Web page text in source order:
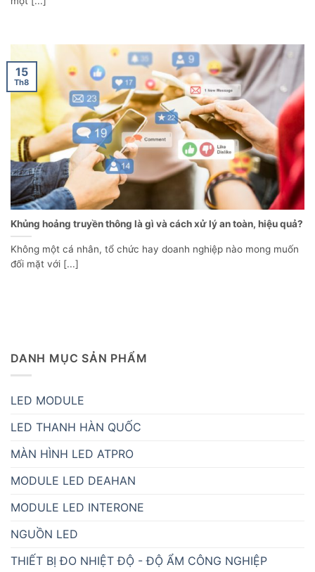
Khủng hoảng truyền thông là gì và cách xử lý an toàn, hiệu quả?
Không một cá nhân, tổ chức hay doanh nghiệp nào mong muốn
đối mặt với [...]
15
Th8
DANH MỤC SẢN PHẨM
LED MODULE
LED THANH HÀN QUỐC
MÀN HÌNH LED ATPRO
MODULE LED DEAHAN
MODULE LED INTERONE
NGUỒN LED
THIẾT BỊ ĐO NHIỆT ĐỘ - ĐỘ ẨM CÔNG NGHIỆP